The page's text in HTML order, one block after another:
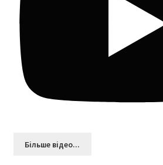
Більшe відео...